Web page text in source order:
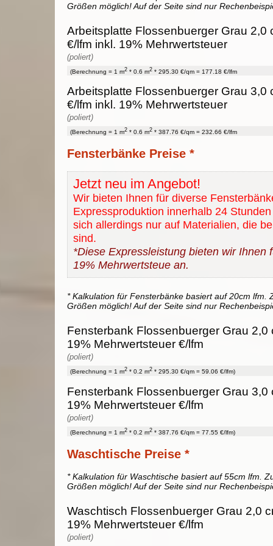
Größen möglich! Auf der Seite sind nur
Arbeitsplatte Flossenbuerger Grau 2,0
€/lfm inkl. 19% Mehrwertsteuer
(poliert)
(Berechnung = 1 m2 * 0.6 m2 * 295.30 €/qm = 177.18 €/lfm
Arbeitsplatte Flossenbuerger Grau 3,0
€/lfm inkl. 19% Mehrwertsteuer
(poliert)
(Berechnung = 1 m2 * 0.6 m2 * 387.76 €/qm = 232.66 €/lfm
Fensterbänke Preise *
Jetzt neu im Angebot!
Wir bieten Ihnen für diverse
Expressproduktion innerhalb 24
sich allerdings nur auf Materialien, die
sind.
*Diese Expressleistung bieten wir Ihnen
19% Mehrwertsteue an.
* Kalkulation für Fensterbänke basiert auf 20cm lfm.
Größen möglich! Auf der Seite sind nur
Fensterbank Flossenbuerger Grau 2,0
19% Mehrwertsteuer €/lfm
(poliert)
(Berechnung = 1 m2 * 0.2 m2 * 295.30 €/qm = 59.06 €/lfm)
Fensterbank Flossenbuerger Grau 3,0
19% Mehrwertsteuer €/lfm
(poliert)
(Berechnung = 1 m2 * 0.2 m2 * 387.76 €/qm = 77.55 €/lfm)
Waschtische Preise *
* Kalkulation für Waschtische basiert auf 55cm lfm.
Größen möglich! Auf der Seite sind nur
Waschtisch Flossenbuerger Grau 2,0
19% Mehrwertsteuer €/lfm
(poliert)